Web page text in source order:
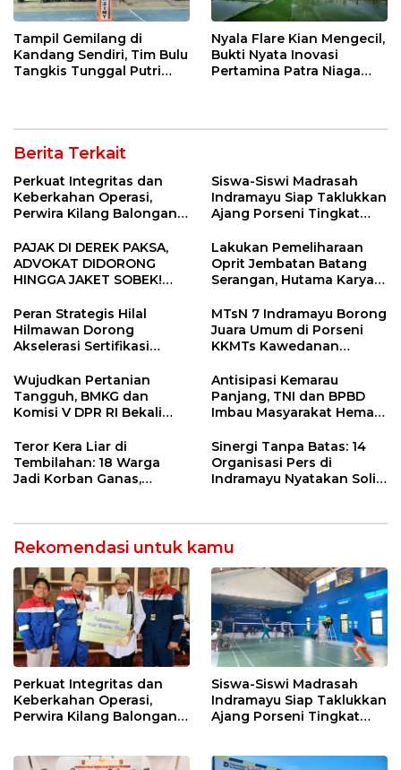
Tampil Gemilang di
Kandang Sendiri, Tim Bulu
Tangkis Tunggal Putri
Nyala Flare Kian Mengecil,
Bukti Nyata Inovasi
Pertamina Patra Niaga
Berita Terkait
Perkuat Integritas dan
Keberkahan Operasi,
Perwira Kilang Balongan
Siswa-Siswi Madrasah
Indramayu Siap Taklukkan
Ajang Porseni Tingkat
PAJAK DI DEREK PAKSA,
ADVOKAT DIDORONG
HINGGA JAKET SOBEK!
Ngamuk Kepung Polresta
Pekanbaru!
Lakukan Pemeliharaan
Oprit Jembatan Batang
Serangan, Hutama Karya
55 Tol Binjai–Langsa
Peran Strategis Hilal
Hilmawan Dorong
Akselerasi Sertifikasi
Entaskan Kemiskinan di
Indramayu
MTsN 7 Indramayu Borong
Juara Umum di Porseni
KKMTs Kawedanan
Wujudkan Pertanian
Tangguh, BMKG dan
Komisi V DPR RI Bekali
Sekolah Lapang Iklim
Antisipasi Kemarau
Panjang, TNI dan BPBD
Imbau Masyarakat Hemat
Kebakaran
Teror Kera Liar di
Tembilahan: 18 Warga
Jadi Korban Ganas,
Sinergi Tanpa Batas: 14
Organisasi Pers di
Indramayu Nyatakan Solid
Rekomendasi untuk kamu
Perkuat Integritas dan
Keberkahan Operasi,
Perwira Kilang Balongan
Siswa-Siswi Madrasah
Indramayu Siap Taklukkan
Ajang Porseni Tingkat